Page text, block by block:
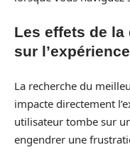
Les effets de
sur
La recherche du
impacte directement
utilisateur tombe sur
engendrer une